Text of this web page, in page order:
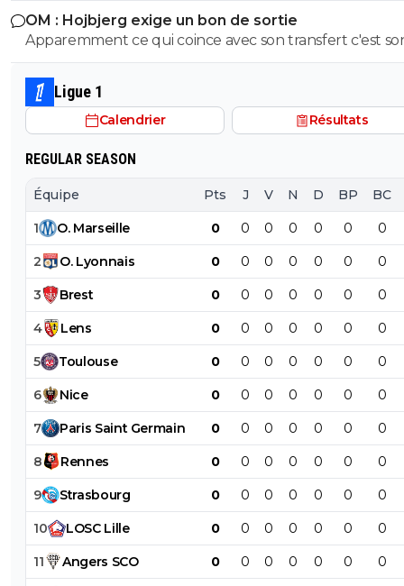
OM : Hojbjerg exige un bon de sortie
Apparemment ce qui coince avec son transfert c'est
salaire. S'il veut vraiment partir, il sait quoi faire.
Ligue 1
Calendrier Résultats
REGULAR SEASON
Équipe Pts J V N D BP BC
1 O. Marseille 0 0 0 0 0 0 0
2 O. Lyonnais 0 0 0 0 0 0 0
3 Brest 0 0 0 0 0 0 0
4 Lens 0 0 0 0 0 0 0
5 Toulouse 0 0 0 0 0 0 0
6 Nice 0 0 0 0 0 0 0
7 Paris Saint Germain 0 0 0 0 0 0 0
8 Rennes 0 0 0 0 0 0 0
9 Strasbourg 0 0 0 0 0 0 0
10 LOSC Lille 0 0 0 0 0 0 0
11 Angers SCO 0 0 0 0 0 0 0